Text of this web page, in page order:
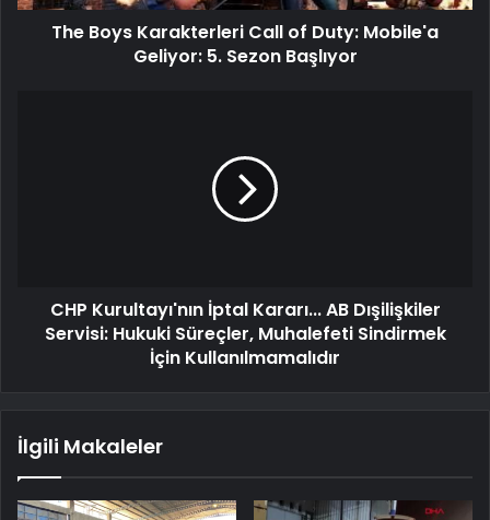
The Boys Karakterleri Call of Duty: Mobile'a
Geliyor: 5. Sezon Başlıyor
CHP Kurultayı'nın İptal Kararı... AB Dışilişkiler
Servisi: Hukuki Süreçler, Muhalefeti Sindirmek
İçin Kullanılmamalıdır
İlgili Makaleler